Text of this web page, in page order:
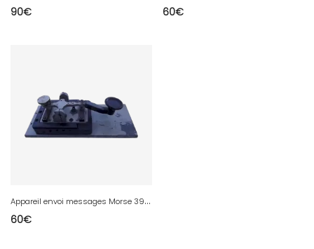
90€ 60€
A
ppareil envoi messages Morse 39/45
60€